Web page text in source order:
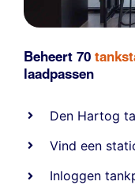
Beheert 70
laadpassen
Den Hartog
Vind een
Inloggen